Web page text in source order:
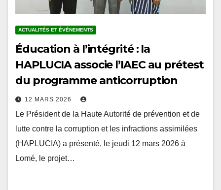
Éducation à l’intégrité : la
HAPLUCIA associe l’IAEC au prétest
du programme anticorruption
12 MARS 2026
Le Président de la Haute Autorité de prévention et de
lutte contre la corruption et les infractions assimilées
(HAPLUCIA) a présenté, le jeudi 12 mars 2026 à
Lomé, le projet…